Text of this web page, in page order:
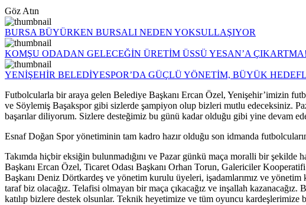
Göz Atın
BURSA BÜYÜRKEN BURSALI NEDEN YOKSULLAŞIYOR
KOMŞU ODADAN GELECEĞİN ÜRETİM ÜSSÜ YESAN’A ÇIKARTMA!
YENİŞEHİR BELEDİYESPOR’DA GÜÇLÜ YÖNETİM, BÜYÜK
Futbolcularla bir araya gelen Belediye Başkanı Ercan Özel, Yenişehir’imizin
ve Söylemiş Başakspor gibi sizlerde şampiyon olup bizleri mutlu edeceksiniz.
başarılar diliyorum. Sizlere desteğimiz bu günü kadar olduğu gibi yine devam
Esnaf Doğan Spor yönetiminin tam kadro hazır olduğu son idmanda
Takımda hiçbir eksiğin bulunmadığını ve Pazar günkü maça moralli bir şekilde
Başkanı Ercan Özel, Ticaret Odası Başkanı Orhan Torun, Galericiler
Başkanı Deniz Dörtkardeş ve yönetim kurulu üyeleri, işadamlarımız ve
taraf biz olacağız. Telafisi olmayan bir maça çıkacağız ve inşallah
katılıp bizlere destek olsunlar. Teknik heyetimize ve tüm oyuncu kardeşlerimize